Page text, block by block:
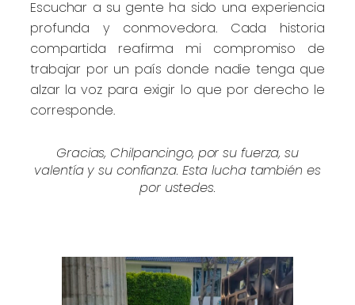
Escuchar a su gente ha sido una experiencia
profunda y conmovedora. Cada historia
compartida reafirma mi compromiso de
trabajar por un país donde nadie tenga que
alzar la voz para exigir lo que por derecho le
corresponde.
Gracias, Chilpancingo, por su fuerza, su
valentía y su confianza. Esta lucha también es
por ustedes.